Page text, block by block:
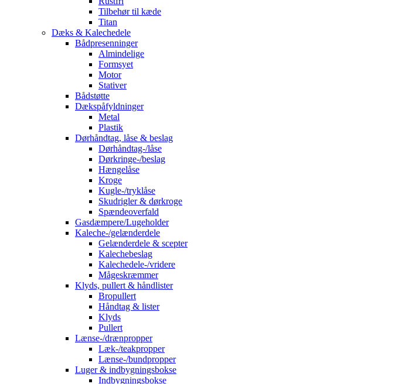
Tilbehør til kæde
Titan
Dæks & Kalechedele
Bådpresenninger
Almindelige
Formsyet
Motor
Stativer
Bådstøtte
Dækspåfyldninger
Metal
Plastik
Dørhåndtag, låse & beslag
Dørhåndtag-/låse
Dørkringe-/beslag
Hængelåse
Kroge
Kugle-/tryklåse
Skudrigler & dørkroge
Spændeoverfald
Gasdæmpere/Lugeholder
Kaleche-/gelænderdele
Gelænderdele & scepter
Kalechebeslag
Kalechedele-/vridere
Mågeskræmmer
Klyds, pullert & håndlister
Bropullert
Håndtag & lister
Klyds
Pullert
Lænse-/drænpropper
Læk-/teakpropper
Lænse-/bundpropper
Luger & indbygningsbokse
Indbygningsbokse